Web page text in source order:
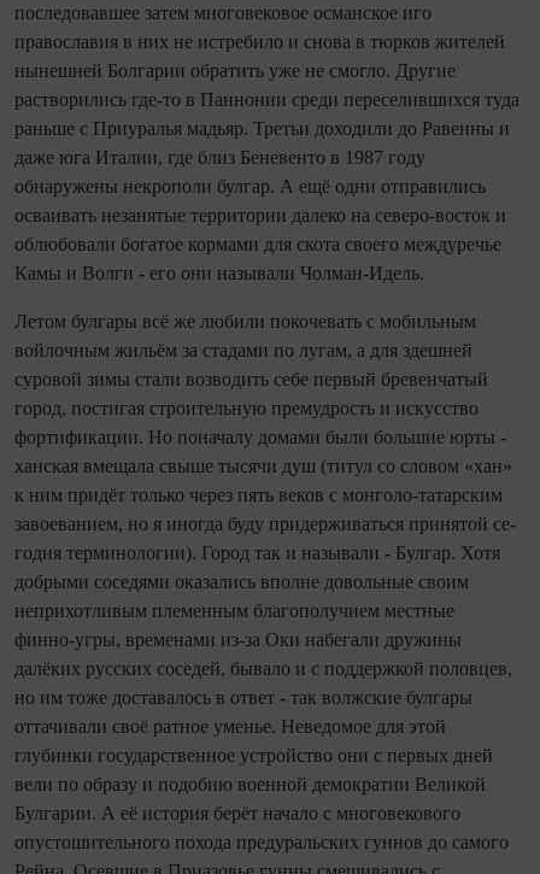
последовавшее затем многовековое османское иго
православия в них не истребило и снова в тюрков жителей
нынешней Болгарии обратить уже не смогло. Другие
растворились где‑то в Паннонии среди переселившихся туда
раньше с Приуралья мадьяр. Третьи доходили до Равенны и
даже юга Италии, где близ Беневенто в 1987 году
обнаружены некрополи булгар. А ещё одни отправились
осваивать незанятые территории далеко на северо‑восток и
облюбовали богатое кормами для скота своего междуречье
Камы и Волги - его они называли Чолман‑Идель.
Летом булгары всё же любили покочевать с мобильным
войлочным жильём за стадами по лугам, а для здешней
суровой зимы стали возводить себе первый бревенчатый
город, постигая строи­тель­ную премудрость и искусство
фортификации. Но поначалу домами были большие юрты -
ханская вмещала свыше тысячи душ (титул со словом «хан»
к ним придёт только через пять веков с монголо‑татарским
завоеванием, но я ино­гда буду придерживаться принятой се­
го­дня терминологии). Город так и называли - Булгар. Хотя
добрыми соседями оказались вполне довольные своим
неприхотливым племенным благополучием местные
финно‑угры, временами из‑за Оки набегали дружины
далёких русских соседей, бывало и с поддержкой половцев,
но им тоже доставалось в ответ - так волжские булгары
оттачивали своё ратное уменье. Неведомое для этой
глубинки государственное устройство они с первых дней
вели по образу и подобию военной демократии Великой
Булгарии. А её история берёт начало с многовекового
опустошительного похода предуральских гуннов до самого